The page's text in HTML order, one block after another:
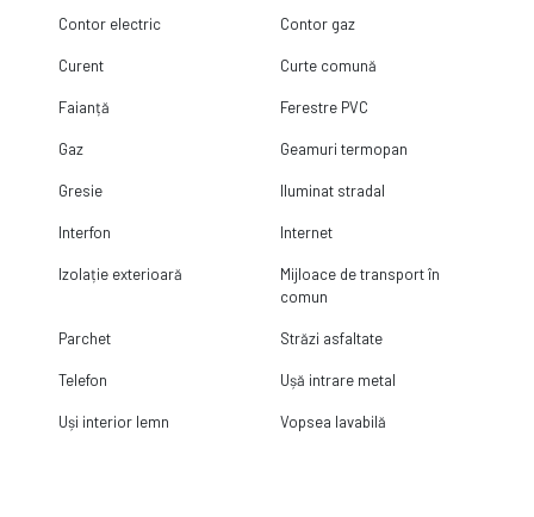
Contor electric Contor gaz
Curent Curte comună
Faianță Ferestre PVC
Gaz Geamuri termopan
Gresie Iluminat stradal
Interfon Internet
Izolație exterioară
Mijloace de transport în
comun
Parchet Străzi asfaltate
Telefon Ușă intrare metal
Uși interior lemn Vopsea lavabilă